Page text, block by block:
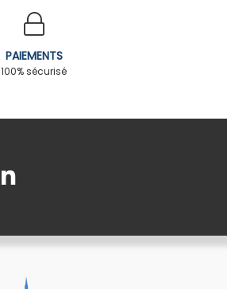
PAIEMENTS
100% sécurisé